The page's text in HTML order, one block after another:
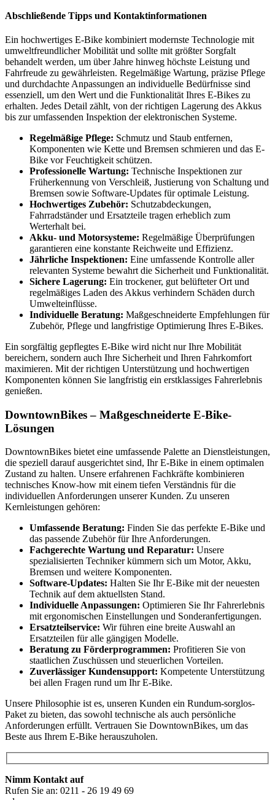
Abschließende Tipps und Kontaktinformationen
Ein hochwertiges E-Bike kombiniert modernste Technologie mit
umweltfreundlicher Mobilität und sollte mit größter Sorgfalt
behandelt werden, um über Jahre hinweg höchste Leistung und
Fahrfreude zu gewährleisten. Regelmäßige Wartung, präzise Pflege
und durchdachte Anpassungen an individuelle Bedürfnisse sind
essenziell, um den Wert und die Funktionalität Ihres E-Bikes zu
erhalten. Jedes Detail zählt, von der richtigen Lagerung des Akkus
bis zur umfassenden Inspektion der elektronischen Systeme.
Regelmäßige Pflege: Schmutz und Staub entfernen,
Komponenten wie Kette und Bremsen schmieren und das E-
Bike vor Feuchtigkeit schützen.
Professionelle Wartung: Technische Inspektionen zur
Früherkennung von Verschleiß, Justierung von Schaltung und
Bremsen sowie Software-Updates für optimale Leistung.
Hochwertiges Zubehör: Schutzabdeckungen,
Fahrradständer und Ersatzteile tragen erheblich zum
Werterhalt bei.
Akku- und Motorsysteme: Regelmäßige Überprüfungen
garantieren eine konstante Reichweite und Effizienz.
Jährliche Inspektionen: Eine umfassende Kontrolle aller
relevanten Systeme bewahrt die Sicherheit und Funktionalität.
Sichere Lagerung: Ein trockener, gut belüfteter Ort und
regelmäßiges Laden des Akkus verhindern Schäden durch
Umwelteinflüsse.
Individuelle Beratung: Maßgeschneiderte Empfehlungen für
Zubehör, Pflege und langfristige Optimierung Ihres E-Bikes.
Ein sorgfältig gepflegtes E-Bike wird nicht nur Ihre Mobilität
bereichern, sondern auch Ihre Sicherheit und Ihren Fahrkomfort
maximieren. Mit der richtigen Unterstützung und hochwertigen
Komponenten können Sie langfristig ein erstklassiges Fahrerlebnis
genießen.
DowntownBikes – Maßgeschneiderte E-Bike-
Lösungen
DowntownBikes bietet eine umfassende Palette an Dienstleistungen,
die speziell darauf ausgerichtet sind, Ihr E-Bike in einem optimalen
Zustand zu halten. Unsere erfahrenen Fachkräfte kombinieren
technisches Know-how mit einem tiefen Verständnis für die
individuellen Anforderungen unserer Kunden. Zu unseren
Kernleistungen gehören:
Umfassende Beratung: Finden Sie das perfekte E-Bike und
das passende Zubehör für Ihre Anforderungen.
Fachgerechte Wartung und Reparatur: Unsere
spezialisierten Techniker kümmern sich um Motor, Akku,
Bremsen und weitere Komponenten.
Software-Updates: Halten Sie Ihr E-Bike mit der neuesten
Technik auf dem aktuellsten Stand.
Individuelle Anpassungen: Optimieren Sie Ihr Fahrerlebnis
mit ergonomischen Einstellungen und Sonderanfertigungen.
Ersatzteilservice: Wir führen eine breite Auswahl an
Ersatzteilen für alle gängigen Modelle.
Beratung zu Förderprogrammen: Profitieren Sie von
staatlichen Zuschüssen und steuerlichen Vorteilen.
Zuverlässiger Kundensupport: Kompetente Unterstützung
bei allen Fragen rund um Ihr E-Bike.
Unsere Philosophie ist es, unseren Kunden ein Rundum-sorglos-
Paket zu bieten, das sowohl technische als auch persönliche
Anforderungen erfüllt. Vertrauen Sie DowntownBikes, um das
Beste aus Ihrem E-Bike herauszuholen.
Nimm Kontakt auf
Rufen Sie an: 0211 - 26 19 49 69